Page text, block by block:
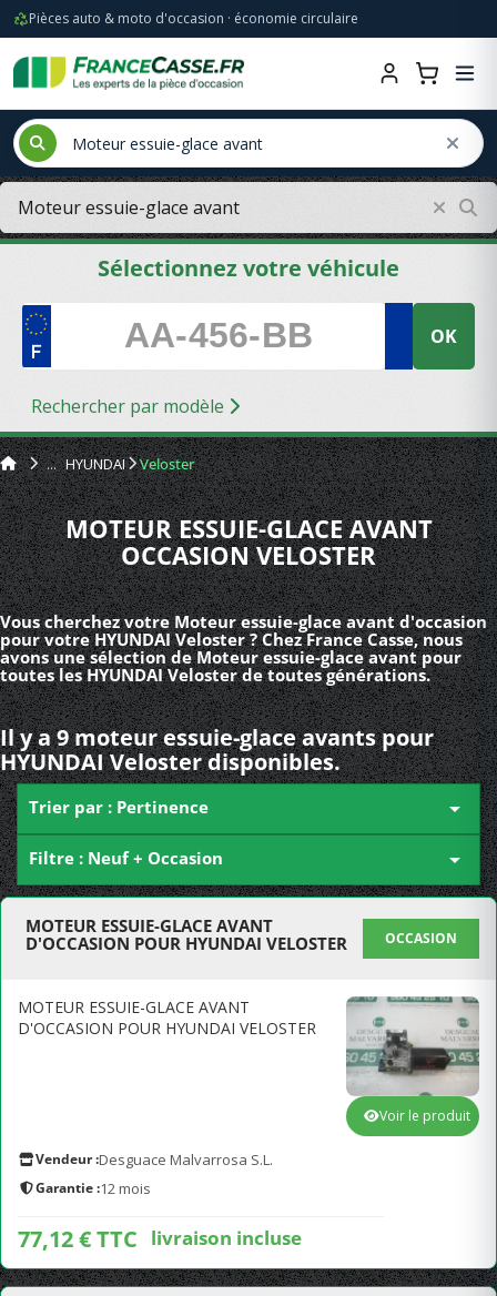
Pièces auto & moto d'occasion · économie circulaire
Sélectionnez votre véhicule
OK
Rechercher par modèle
HYUNDAI Veloster
MOTEUR ESSUIE-GLACE AVANT
OCCASION VELOSTER
Vous cherchez votre Moteur essuie-glace avant d'occasion
pour votre HYUNDAI Veloster ? Chez France Casse, nous
avons une sélection de Moteur essuie-glace avant pour
toutes les HYUNDAI Veloster de toutes générations.
Il y a 9 moteur essuie-glace avants pour
HYUNDAI Veloster disponibles.
Trier par : Pertinence 
Filtre : Neuf + Occasion 
MOTEUR ESSUIE-GLACE AVANT
D'OCCASION POUR HYUNDAI VELOSTER
OCCASION
MOTEUR ESSUIE-GLACE AVANT
D'OCCASION POUR HYUNDAI VELOSTER
Vendeur :Desguace Malvarrosa S.L.
Garantie :12 mois
77,12 € TTC livraison incluse
Voir le produit